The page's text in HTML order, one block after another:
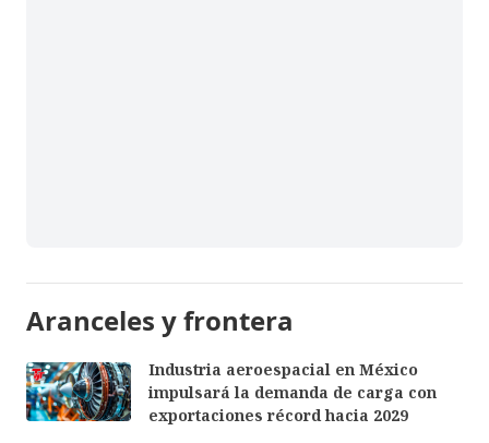
Aranceles y frontera
Industria aeroespacial en México
impulsará la demanda de carga con
exportaciones récord hacia 2029